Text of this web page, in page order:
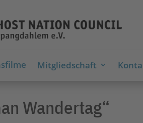
Mitgliedschaft
Wandertag“